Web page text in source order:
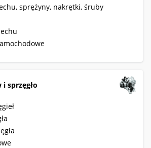
sprężyny, nakrętki, śruby
sprzęgło